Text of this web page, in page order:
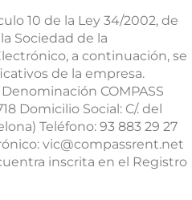
10 de la Ley 34/2002, de
Sociedad de la
a continuación, se
de la empresa.
COMPASS
Domicilio Social: C/. del
Teléfono: 93 883 29 27
vic@compassrent.net
inscrita en el Registro